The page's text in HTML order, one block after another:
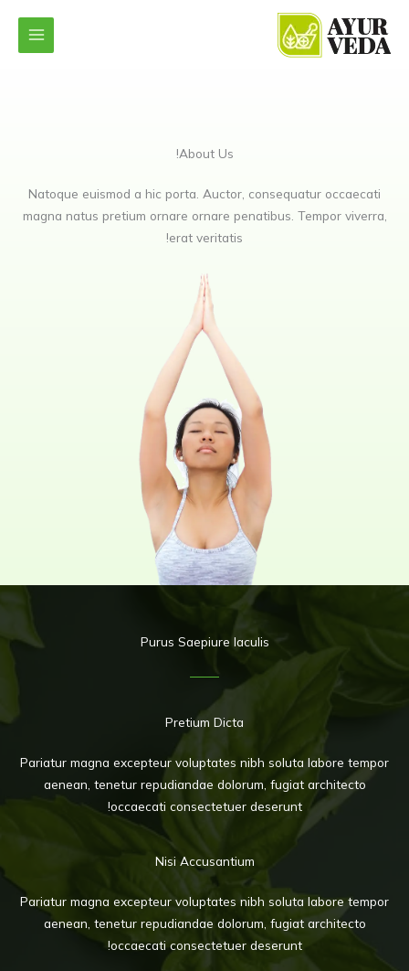
المحتوى
About Us!
Natoque euismod a hic porta. Auctor, consequatur occaecati
magna natus pretium ornare ornare penatibus. Tempor viverra,
erat veritatis!
Purus Saepiure Iaculis
Pretium Dicta
Pariatur magna excepteur voluptates nibh soluta labore tempor
aenean, tenetur repudiandae dolorum, fugiat architecto
occaecati consectetuer deserunt!
Nisi Accusantium
Pariatur magna excepteur voluptates nibh soluta labore tempor
aenean, tenetur repudiandae dolorum, fugiat architecto
occaecati consectetuer deserunt!